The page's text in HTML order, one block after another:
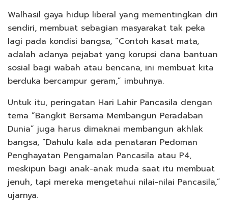
Walhasil gaya hidup liberal yang mementingkan diri
sendiri, membuat sebagian masyarakat tak peka
lagi pada kondisi bangsa, “Contoh kasat mata,
adalah adanya pejabat yang korupsi dana bantuan
sosial bagi wabah atau bencana, ini membuat kita
berduka bercampur geram,” imbuhnya.
Untuk itu, peringatan Hari Lahir Pancasila dengan
tema “Bangkit Bersama Membangun Peradaban
Dunia” juga harus dimaknai membangun akhlak
bangsa, “Dahulu kala ada penataran Pedoman
Penghayatan Pengamalan Pancasila atau P4,
meskipun bagi anak-anak muda saat itu membuat
jenuh, tapi mereka mengetahui nilai-nilai Pancasila,”
ujarnya.